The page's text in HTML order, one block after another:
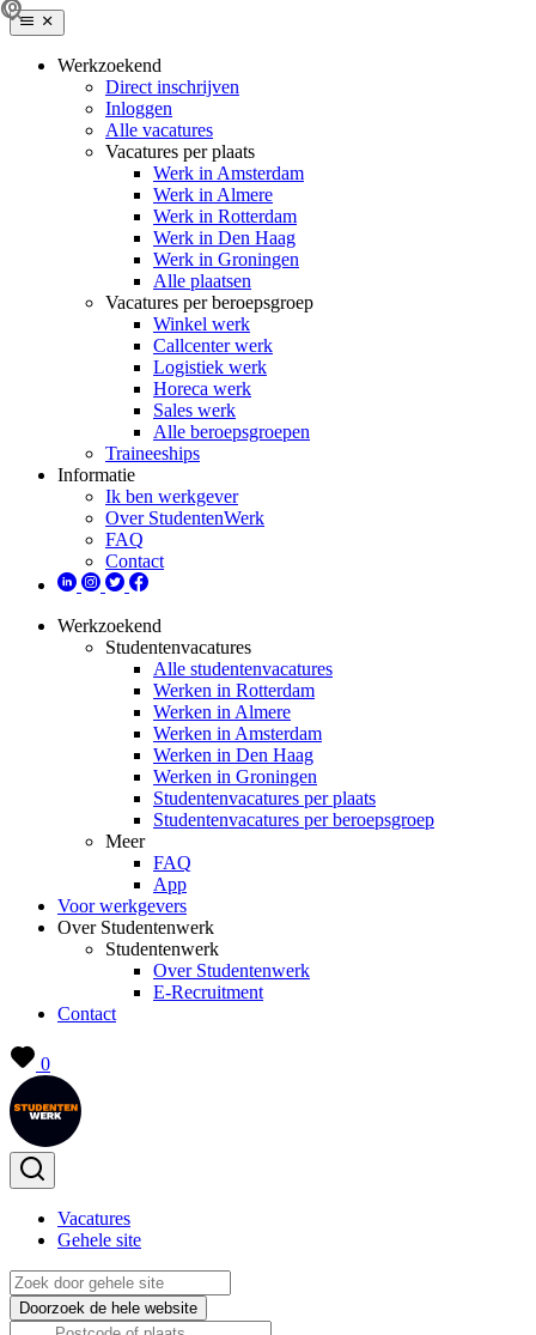
Werkzoekend
Direct inschrijven
Inloggen
Alle vacatures
Vacatures per plaats
Werk in Amsterdam
Werk in Almere
Werk in Rotterdam
Werk in Den Haag
Werk in Groningen
Alle plaatsen
Vacatures per beroepsgroep
Winkel werk
Callcenter werk
Logistiek werk
Horeca werk
Sales werk
Alle beroepsgroepen
Traineeships
Informatie
Ik ben werkgever
Over StudentenWerk
FAQ
Contact
Werkzoekend
Studentenvacatures
Alle studentenvacatures
Werken in Rotterdam
Werken in Almere
Werken in Amsterdam
Werken in Den Haag
Werken in Groningen
Studentenvacatures per plaats
Studentenvacatures per beroepsgroep
Meer
FAQ
App
Voor werkgevers
Over Studentenwerk
Studentenwerk
Over Studentenwerk
E-Recruitment
Contact
0
Vacatures
Gehele site